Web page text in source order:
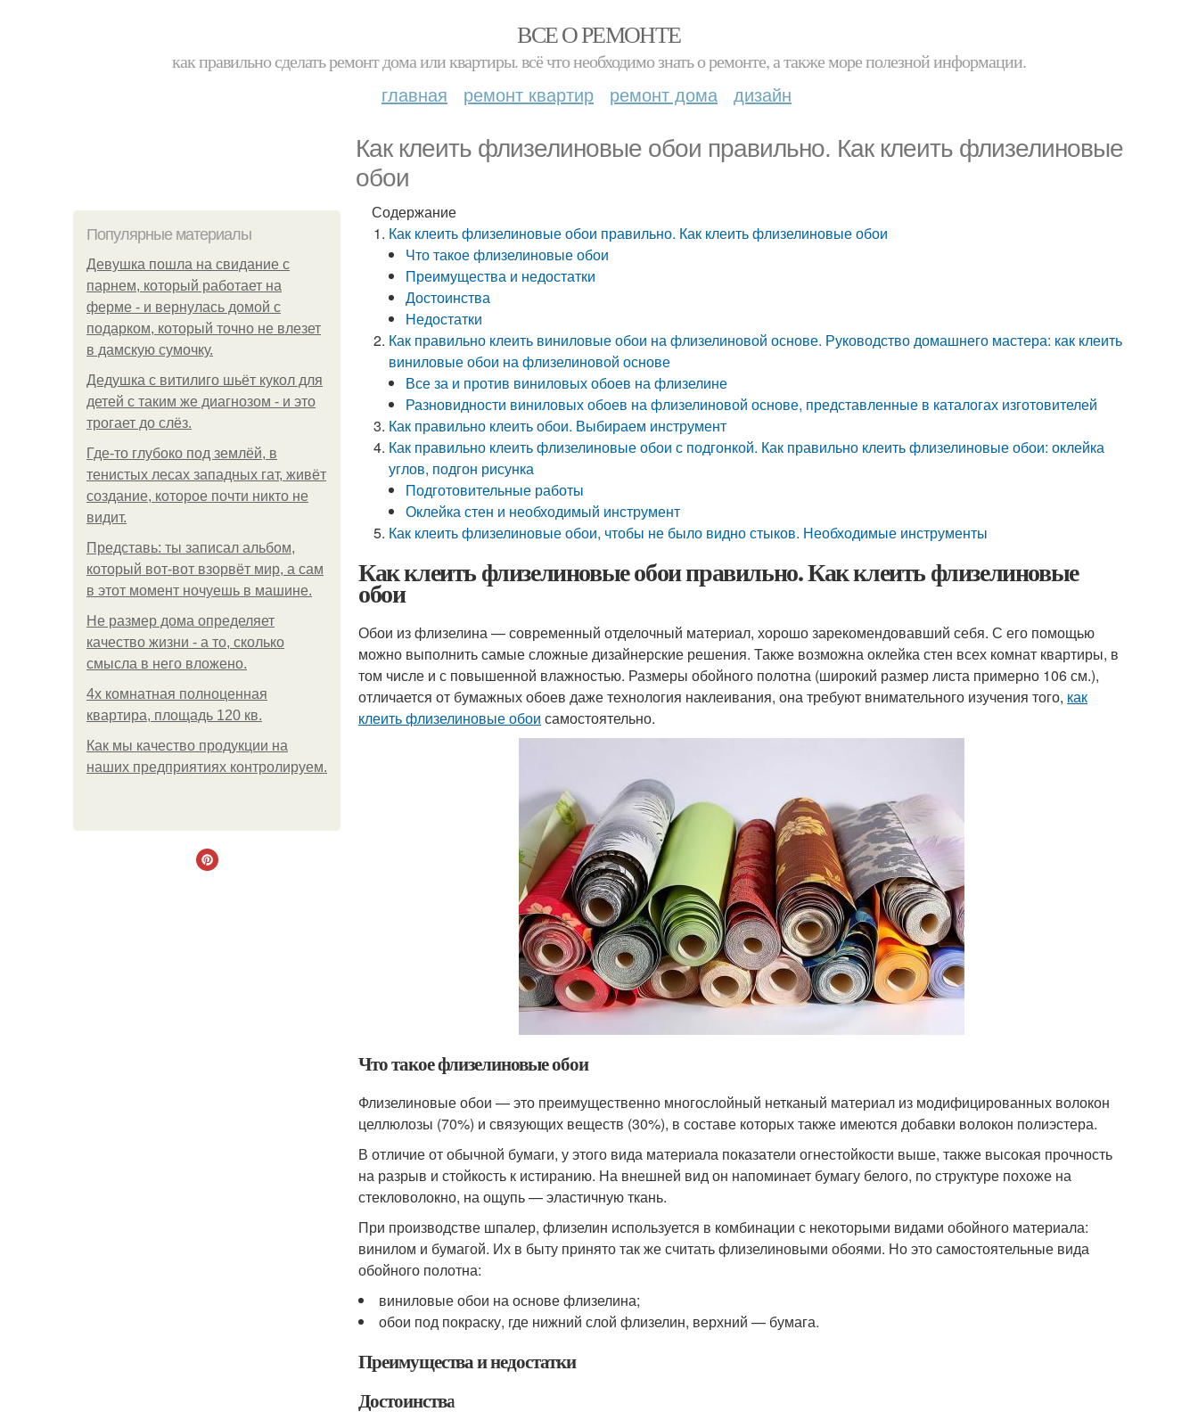
ВСЕ О РЕМОНТЕ
как правильно сделать ремонт дома или квартиры. всё что необходимо знать о ремонте, а также море полезной информации.
главная ремонт квартир ремонт дома дизайн
Как клеить флизелиновые обои правильно. Как клеить флизелиновые
обои
Популярные материалы
Девушка пошла на свидание с
парнем, который работает на
ферме - и вернулась домой с
подарком, который точно не влезет
в дамскую сумочку.
Дедушка с витилиго шьёт кукол для
детей с таким же диагнозом - и это
трогает до слёз.
Где-то глубоко под землёй, в
тенистых лесах западных гат, живёт
создание, которое почти никто не
видит.
Представь: ты записал альбом,
который вот-вот взорвёт мир, а сам
в этот момент ночуешь в машине.
Не размер дома определяет
качество жизни - а то, сколько
смысла в него вложено.
4x комнатная полноценная
квартира, площадь 120 кв.
Как мы качество продукции на
наших предприятиях контролируем.
Содержание
Как клеить флизелиновые обои правильно. Как клеить флизелиновые обои
Что такое флизелиновые обои
Преимущества и недостатки
Достоинства
Недостатки
Как правильно клеить виниловые обои на флизелиновой основе. Руководство домашнего мастера: как клеить
виниловые обои на флизелиновой основе
Все за и против виниловых обоев на флизелине
Разновидности виниловых обоев на флизелиновой основе, представленные в каталогах изготовителей
Как правильно клеить обои. Выбираем инструмент
Как правильно клеить флизелиновые обои с подгонкой. Как правильно клеить флизелиновые обои: оклейка
углов, подгон рисунка
Подготовительные работы
Оклейка стен и необходимый инструмент
Как клеить флизелиновые обои, чтобы не было видно стыков. Необходимые инструменты
Как клеить флизелиновые обои правильно. Как клеить флизелиновые
обои
Обои из флизелина — современный отделочный материал, хорошо зарекомендовавший себя. С его помощью
можно выполнить самые сложные дизайнерские решения. Также возможна оклейка стен всех комнат квартиры, в
том числе и с повышенной влажностью. Размеры обойного полотна (широкий размер листа примерно 106 см.),
отличается от бумажных обоев даже технология наклеивания, она требуют внимательного изучения того, как
клеить флизелиновые обои самостоятельно.
Что такое флизелиновые обои
Флизелиновые обои — это преимущественно многослойный нетканый материал из модифицированных волокон
целлюлозы (70%) и связующих веществ (30%), в составе которых также имеются добавки волокон полиэстера.
В отличие от обычной бумаги, у этого вида материала показатели огнестойкости выше, также высокая прочность
на разрыв и стойкость к истиранию. На внешней вид он напоминает бумагу белого, по структуре похоже на
стекловолокно, на ощупь — эластичную ткань.
При производстве шпалер, флизелин используется в комбинации с некоторыми видами обойного материала:
винилом и бумагой. Их в быту принято так же считать флизелиновыми обоями. Но это самостоятельные вида
обойного полотна:
виниловые обои на основе флизелина;
обои под покраску, где нижний слой флизелин, верхний — бумага.
Преимущества и недостатки
Достоинства